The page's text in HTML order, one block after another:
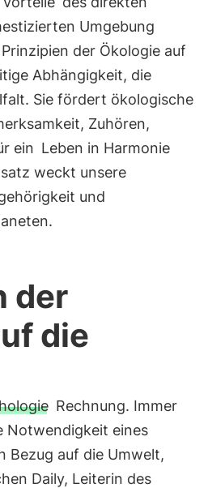
Umgebung
der Ökologie auf
Abhängigkeit, die
Sie fördert ökologische
Zuhören,
ein Leben in Harmonie
weckt unsere
und
der
die
Rechnung. Immer
Notwendigkeit eines
Bezug auf die Umwelt,
Daily, Leiterin des